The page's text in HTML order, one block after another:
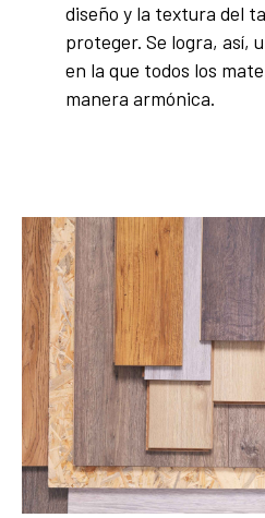
diseño y la textura del
proteger. Se logra, así,
en la que todos los
manera armónica.